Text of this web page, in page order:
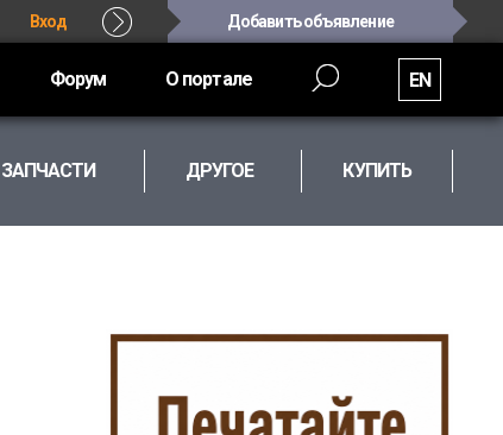
Вход Добавить объявление
Форум О портале EN
ЗАПЧАСТИ ДРУГОЕ КУПИТЬ